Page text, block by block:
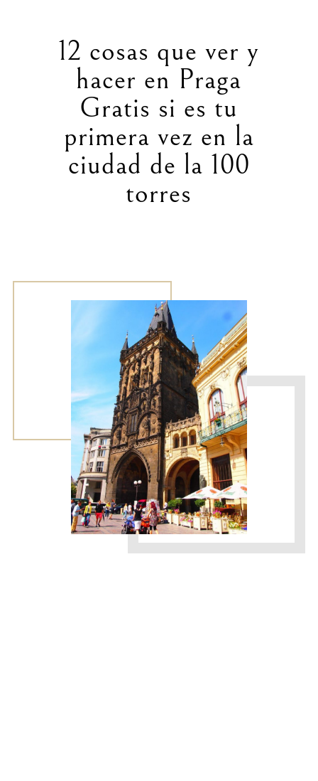
12 cosas que ver y
hacer en Praga
Gratis si es tu
primera vez en la
ciudad de la 100
torres